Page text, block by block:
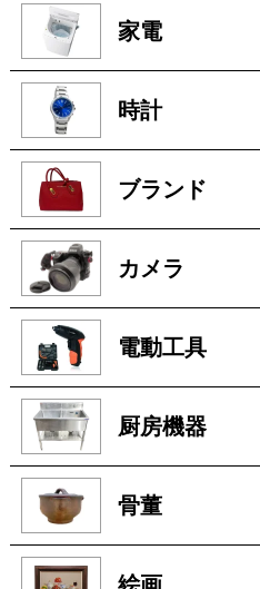
家電
時計
ブランド
カメラ
電動工具
厨房機器
骨董